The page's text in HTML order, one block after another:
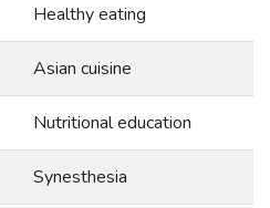
Healthy eating
Asian cuisine
Nutritional education
Synesthesia